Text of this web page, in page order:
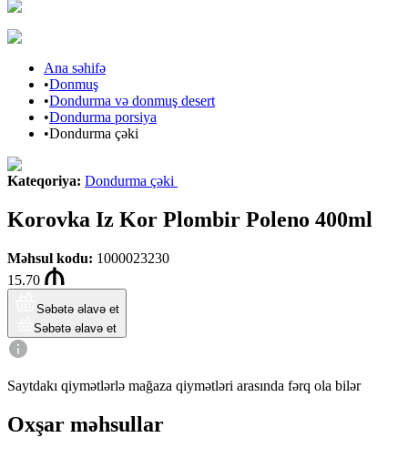
Ana səhifə
•Donmuş
•Dondurma və donmuş desert
•Dondurma porsiya
•Dondurma çəki
Kateqoriya: Dondurma çəki
Korovka Iz Kor Plombir Poleno 400ml
Məhsul kodu: 1000023230
15.70
Səbətə əlavə et
Səbətə əlavə et
Saytdakı qiymətlərlə mağaza qiymətləri arasında fərq ola bilər
Oxşar məhsullar